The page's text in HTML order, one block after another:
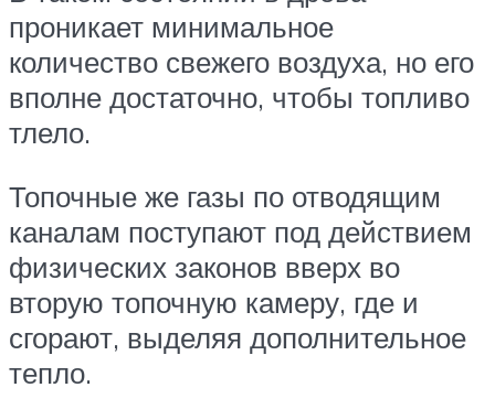
проникает минимальное
количество свежего воздуха, но его
вполне достаточно, чтобы топливо
тлело.
Топочные же газы по отводящим
каналам поступают под действием
физических законов вверх во
вторую топочную камеру, где и
сгорают, выделяя дополнительное
тепло.